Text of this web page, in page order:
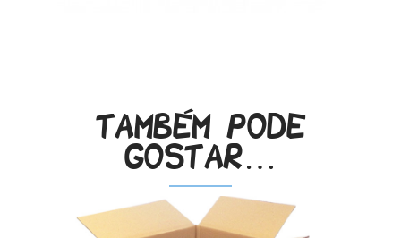
Também pode
gostar…